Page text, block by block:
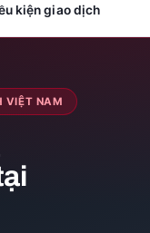
kiện giao dịch
VIỆT NAM